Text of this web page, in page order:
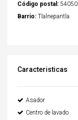
Código postal: 54050
Barrio: Tlalnepantla
Caracteristicas
Asador
Centro de lavado